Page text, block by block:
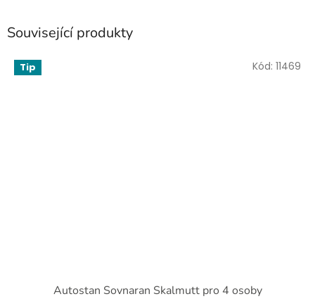
Související produkty
Tip
Autostan Sovnaran Skalmutt pro 4 osoby
Kód: 11469